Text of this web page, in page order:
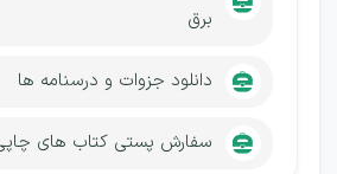
برق
دانلود جزوات و درسنامه ها
سفارش پستی کتاب های